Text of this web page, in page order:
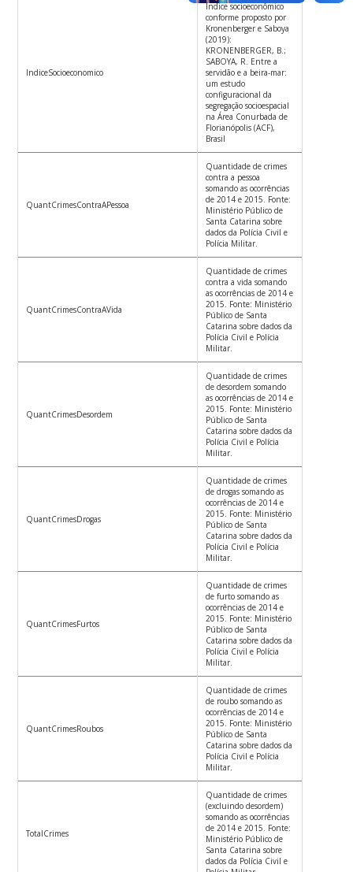
IndiceSocioeconomico
Índice socioeconômico
conforme proposto por
Kronenberger e Saboya
(2019):
KRONENBERGER, B.;
SABOYA, R. Entre a
servidão e a beira-mar:
um estudo
configuracional da
segregação socioespacial
na Área Conurbada de
Florianópolis (ACF),
Brasil
QuantCrimesContraAPessoa
Quantidade de crimes
contra a pessoa
somando as ocorrências
de 2014 e 2015. Fonte:
Ministério Público de
Santa Catarina sobre
dados da Polícia Civil e
Polícia Militar.
QuantCrimesContraAVida
Quantidade de crimes
contra a vida somando
as ocorrências de 2014 e
2015. Fonte: Ministério
Público de Santa
Catarina sobre dados da
Polícia Civil e Polícia
Militar.
QuantCrimesDesordem
Quantidade de crimes
de desordem somando
as ocorrências de 2014 e
2015. Fonte: Ministério
Público de Santa
Catarina sobre dados da
Polícia Civil e Polícia
Militar.
QuantCrimesDrogas
Quantidade de crimes
de drogas somando as
ocorrências de 2014 e
2015. Fonte: Ministério
Público de Santa
Catarina sobre dados da
Polícia Civil e Polícia
Militar.
QuantCrimesFurtos
Quantidade de crimes
de furto somando as
ocorrências de 2014 e
2015. Fonte: Ministério
Público de Santa
Catarina sobre dados da
Polícia Civil e Polícia
Militar.
QuantCrimesRoubos
Quantidade de crimes
de roubo somando as
ocorrências de 2014 e
2015. Fonte: Ministério
Público de Santa
Catarina sobre dados da
Polícia Civil e Polícia
Militar.
TotalCrimes
Quantidade de crimes
(excluindo desordem)
somando as ocorrências
de 2014 e 2015. Fonte:
Ministério Público de
Santa Catarina sobre
dados da Polícia Civil e